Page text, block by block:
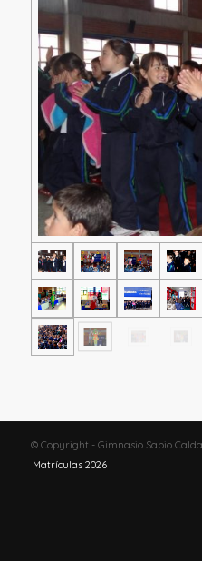
© Copyright - Gimnasio Sabio
Matrículas 2026